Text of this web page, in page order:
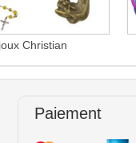
Christian
Paiement